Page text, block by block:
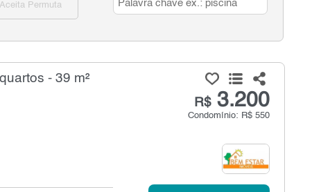
Aceita Permuta
- 39 m²
R$3.200
Condomínio: R$ 550